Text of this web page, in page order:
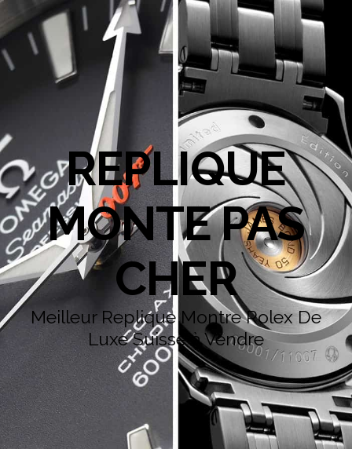
REPLIQUE
MONTE PAS
CHER
Meilleur Replique Montre Rolex De
Luxe Suisse à Vendre